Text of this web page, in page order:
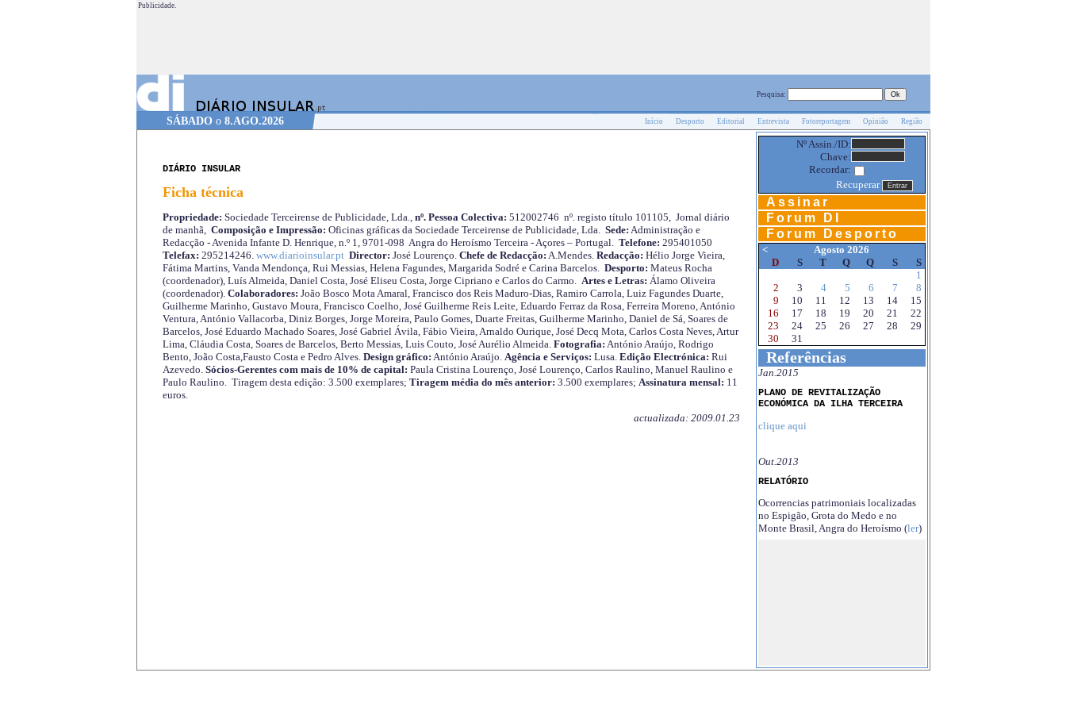
Publicidade.
Pesquisa:
SÁBADO o 8.AGO.2026 Início Desporto Editorial Entrevista Fotoreportagem Opinião Região
DIÁRIO INSULAR
Ficha técnica
Propriedade: Sociedade Terceirense de Publicidade, Lda.,nº. Pessoa Colectiva: 512002746 nº. registo título 101105, Jornal diário
de manhã, Composição e Impressão: Oficinas gráficas da Sociedade Terceirense de Publicidade, Lda. Sede: Administração e
Redacção - Avenida Infante D. Henrique, n.º 1, 9701-098 Angra do Heroísmo Terceira - Açores – Portugal. Telefone: 295401050
Telefax: 295214246. www.diarioinsular.pt Director: José Lourenço. Chefe de Redacção: A.Mendes. Redacção: Hélio Jorge Vieira,
Fátima Martins, Vanda Mendonça, Rui Messias, Helena Fagundes, Margarida Sodré e Carina Barcelos. Desporto: Mateus Rocha
(coordenador), Luís Almeida, Daniel Costa, José Eliseu Costa, Jorge Cipriano e Carlos do Carmo. Artes e Letras: Álamo Oliveira
(coordenador). Colaboradores: João Bosco Mota Amaral, Francisco dos Reis Maduro-Dias, Ramiro Carrola, Luiz Fagundes Duarte,
Guilherme Marinho, Gustavo Moura, Francisco Coelho, José Guilherme Reis Leite, Eduardo Ferraz da Rosa, Ferreira Moreno, António
Ventura, António Vallacorba, Diniz Borges, Jorge Moreira, Paulo Gomes, Duarte Freitas, Guilherme Marinho, Daniel de Sá, Soares de
Barcelos, José Eduardo Machado Soares, José Gabriel Ávila, Fábio Vieira, Arnaldo Ourique, José Decq Mota, Carlos Costa Neves, Artur
Lima, Cláudia Costa, Soares de Barcelos, Berto Messias, Luis Couto, José Aurélio Almeida. Fotografia: António Araújo, Rodrigo
Bento, João Costa,Fausto Costa e Pedro Alves. Design gráfico: António Araújo. Agência e Serviços: Lusa. Edição Electrónica: Rui
Azevedo. Sócios-Gerentes com mais de 10% de capital: Paula Cristina Lourenço, José Lourenço, Carlos Raulino, Manuel Raulino e
Paulo Raulino. Tiragem desta edição: 3.500 exemplares; Tiragem média do mês anterior: 3.500 exemplares; Assinatura mensal: 11
euros.
actualizada: 2009.01.23
Nº Assin./ID:
Chave:
Recordar:
Recuperar
Assinar
Forum DI
Forum Desporto
<
Agosto 2026
D
S T Q Q S
S
1
2
3 4 5 6 7
8
9
10 11 12 13 14
15
16
17 18 19 20 21
22
23
24 25 26 27 28
29
30
31
Referências
Jan.2015
PLANO DE REVITALIZAÇÃO
ECONÓMICA DA ILHA TERCEIRA
clique aqui
Out.2013
RELATÓRIO
Ocorrencias patrimoniais localizadas
no Espigão, Grota do Medo e no
Monte Brasil, Angra do Heroísmo (ler)